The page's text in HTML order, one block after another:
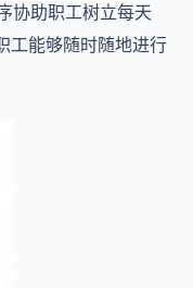
协助职工树立每天
工能够随时随地进行